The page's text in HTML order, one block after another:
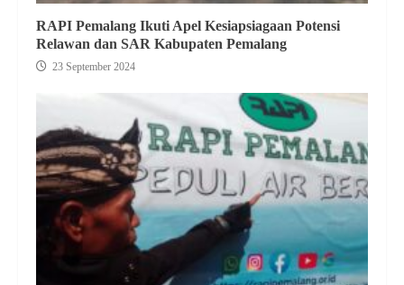
RAPI Pemalang Ikuti Apel Kesiapsiagaan Potensi
Relawan dan SAR Kabupaten Pemalang
23 September 2024